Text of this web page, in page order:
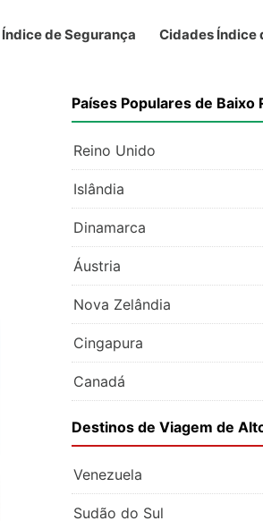
Índice de Segurança Cidades Índice
Países Populares de Baixo
Reino Unido
Islândia
Dinamarca
Áustria
Nova Zelândia
Cingapura
Canadá
Destinos de Viagem de
Venezuela
Sudão do Sul